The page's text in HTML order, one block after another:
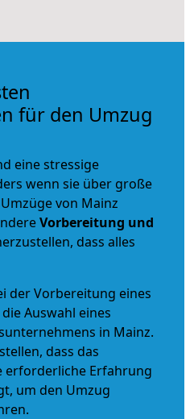
für den Umzug
eine stressige
wenn sie über große
von Mainz
Vorbereitung und
dass alles
der Vorbereitung eines
Auswahl eines
in Mainz.
dass das
erforderliche Erfahrung
um den Umzug